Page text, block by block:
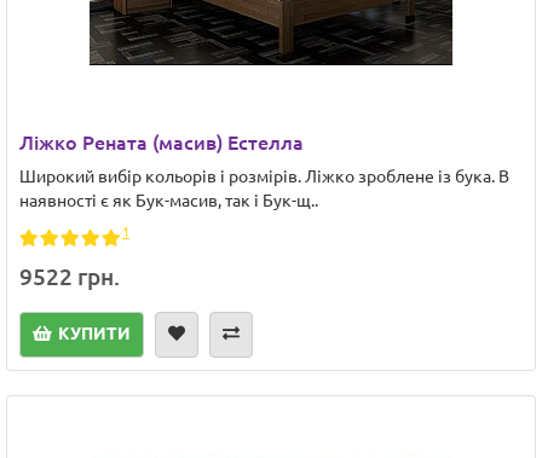
Ліжко Рената (масив) Естелла
Широкий вибір кольорів і розмірів. Ліжко зроблене із бука. В
наявності є як Бук-масив, так і Бук-щ..
1
9522 грн.
КУПИТИ